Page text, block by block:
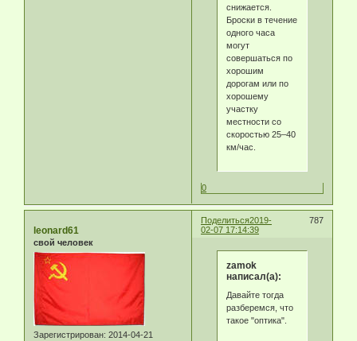
снижается.
Броски в течение
одного часа
могут
совершаться по
хорошим
дорогам или по
хорошему
участку
местности со
скоростью 25–40
км/час.
0
Поделиться 787
2019-
02-07 17:14:39
leonard61
свой человек
Зарегистрирован: 2014-04-21
zamok
написал(а):
Давайте тогда
разберемся, что
такое "оптика".